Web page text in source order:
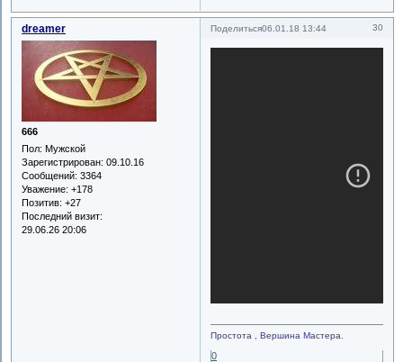
Поделиться 30
06.01.18 13:44
dreamer
666
Пол: Мужской
Зарегистрирован: 09.10.16
Сообщений: 3364
Уважение: +178
Позитив: +27
Последний визит:
29.06.26 20:06
Простота , Вершина Мастера.
0